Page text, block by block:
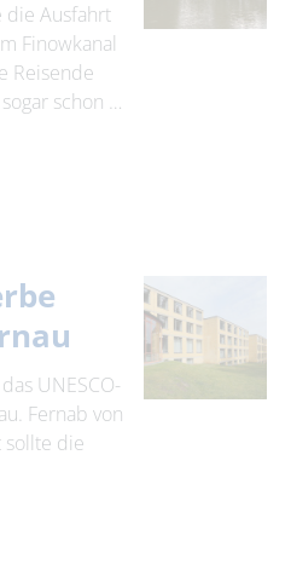
die Ausfahrt
Finowkanal
Reisende
schon …
UNESCO-
Fernab von
sollte die